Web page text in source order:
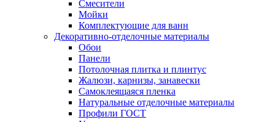
Смесители
Мойки
Комплектующие для ванн
Декоративно-отделочные материалы
Обои
Панели
Потолочная плитка и плинтус
Жалюзи, карнизы, занавески
Самоклеящаяся пленка
Натуральные отделочные материалы
Профили ГОСТ